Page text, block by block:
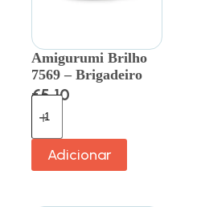
Amigurumi Brilho
7569 – Brigadeiro
€5.10
Adicionar